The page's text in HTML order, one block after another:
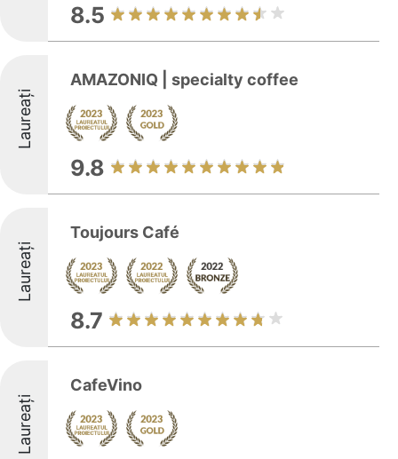
8.5
Laureați
AMAZONIQ | specialty coffee
9.8
Laureați
Toujours Café
8.7
Laureați
CafeVino